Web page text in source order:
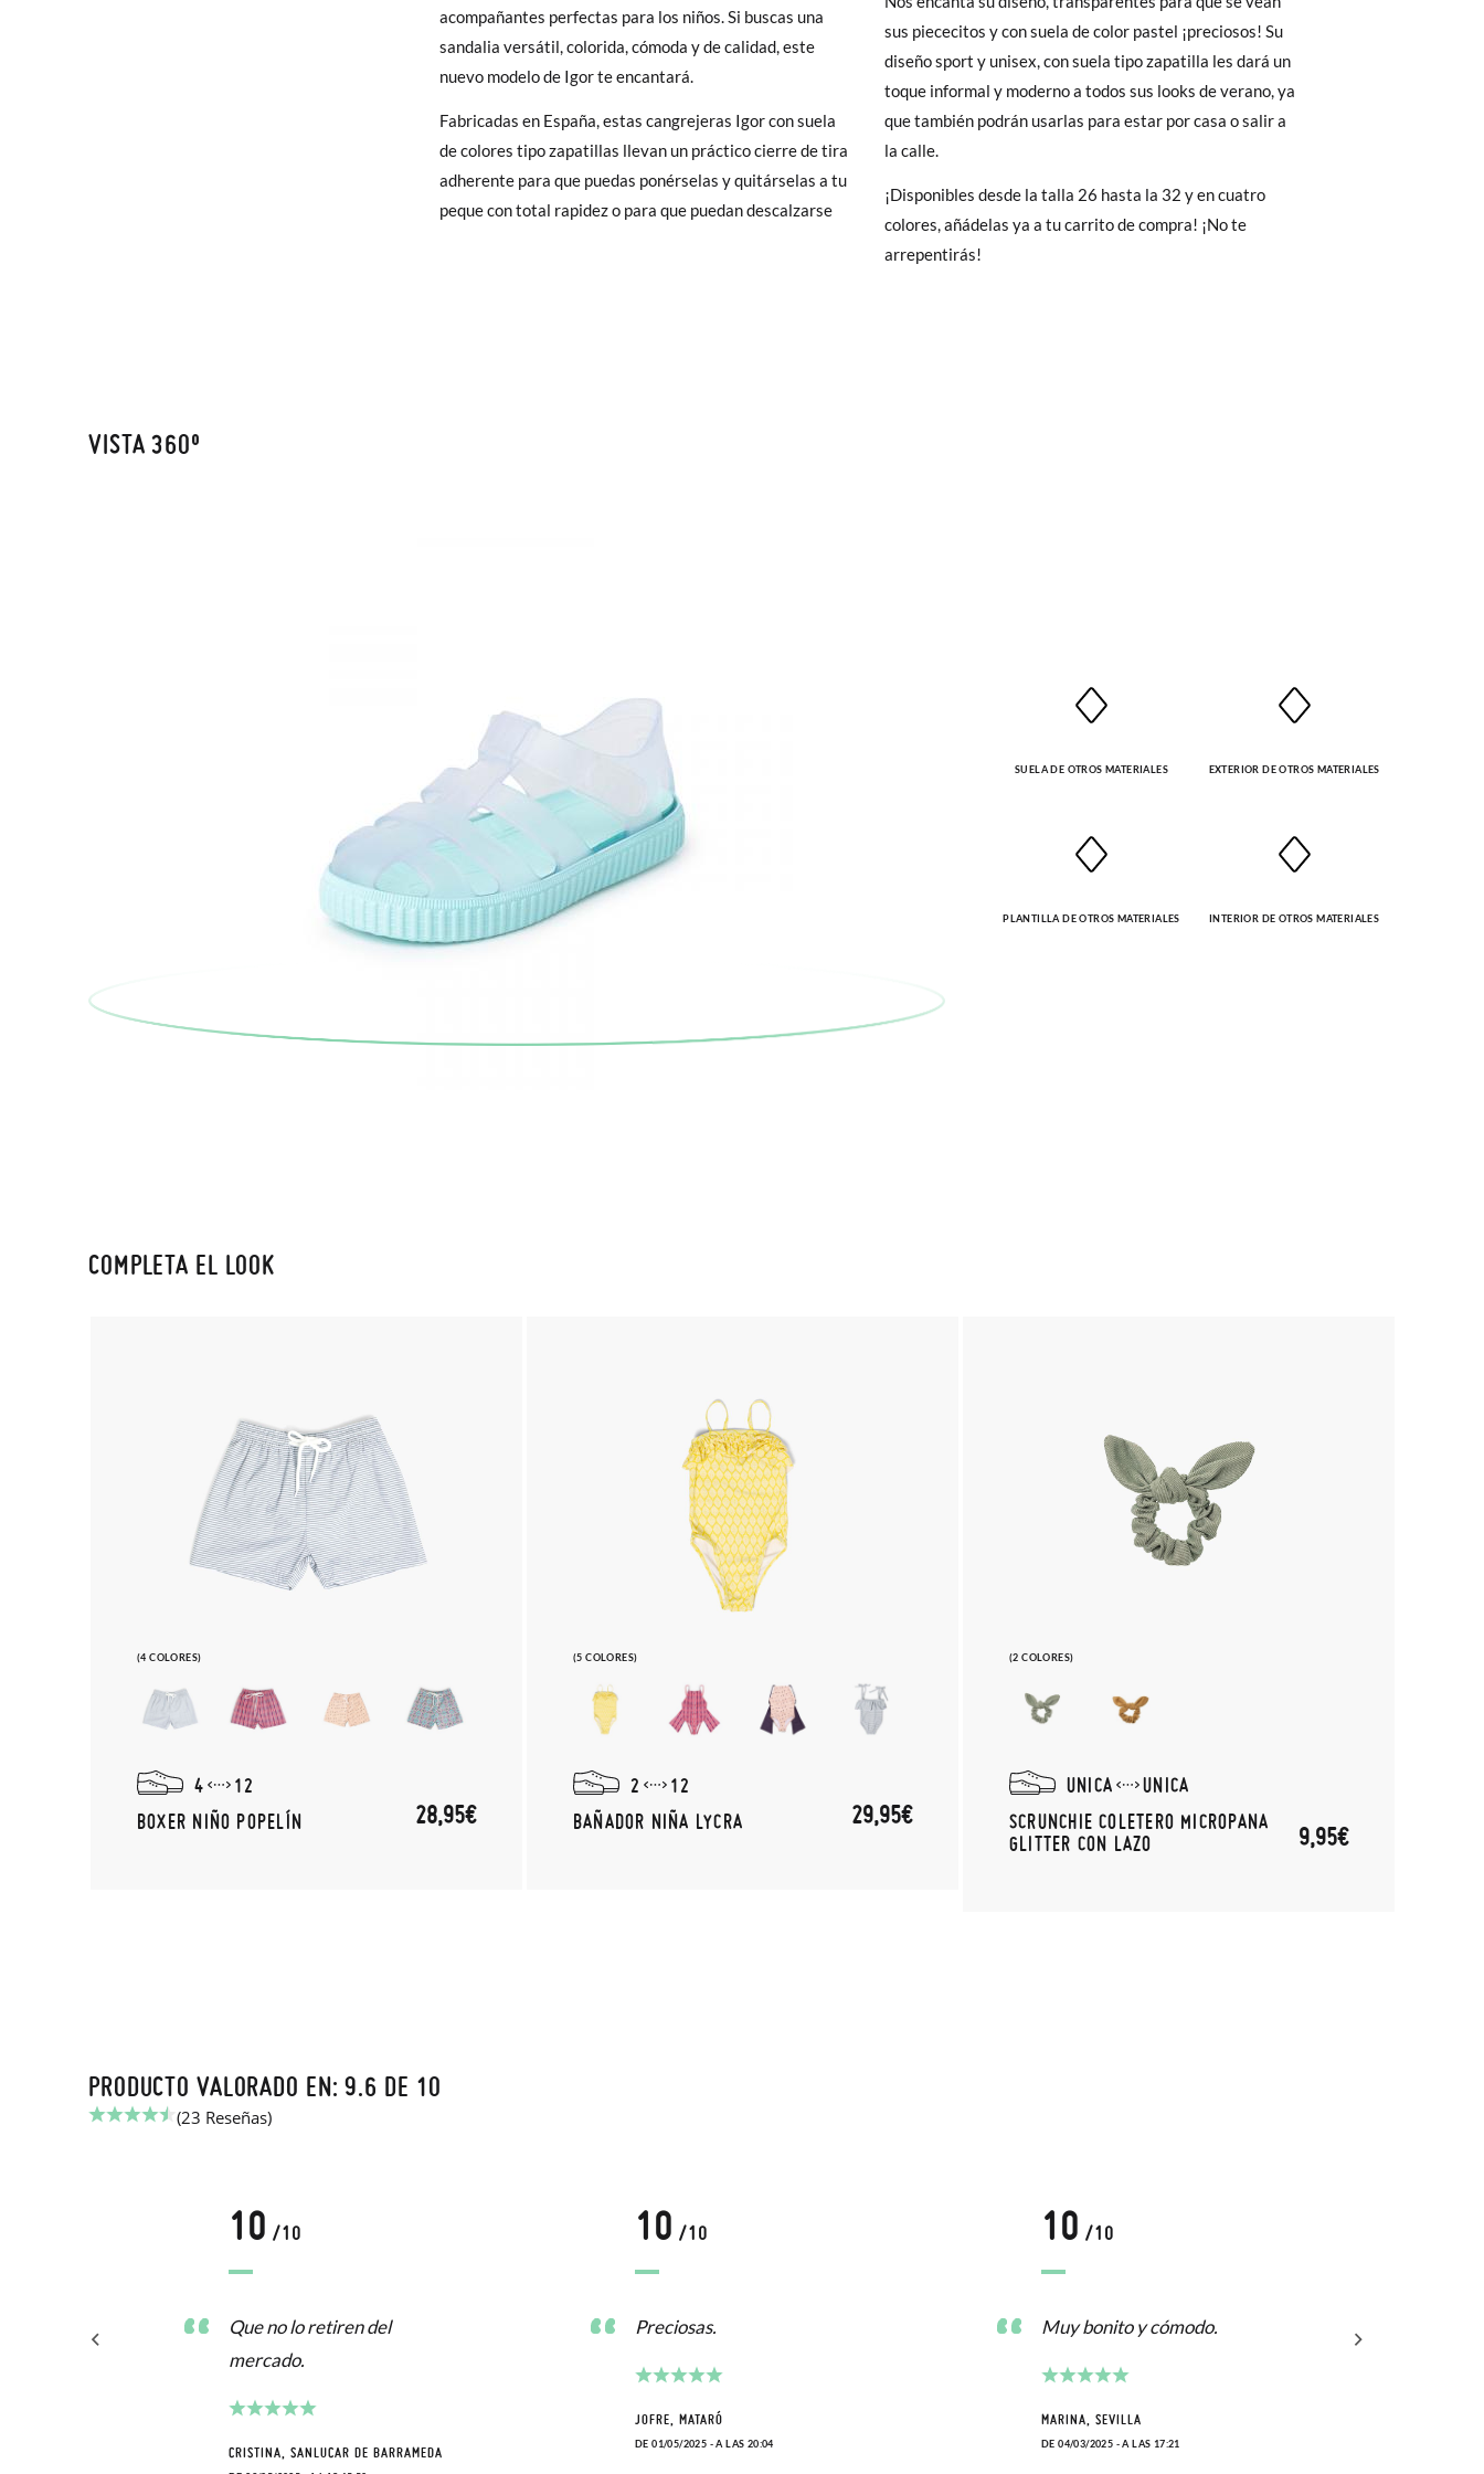
acompañantes perfectas para los niños. Si buscas una
sandalia versátil, colorida, cómoda y de calidad, este
nuevo modelo de Igor te encantará.
Fabricadas en España, estas cangrejeras Igor con suela
de colores tipo zapatillas llevan un práctico cierre de tira
adherente para que puedas ponérselas y quitárselas a tu
peque con total rapidez o para que puedan descalzarse
sus piececitos y con suela de color pastel ¡preciosos! Su
diseño sport y unisex, con suela tipo zapatilla les dará un
toque informal y moderno a todos sus looks de verano, ya
que también podrán usarlas para estar por casa o salir a
la calle.
¡Disponibles desde la talla 26 hasta la 32 y en cuatro
colores, añádelas ya a tu carrito de compra! ¡No te
arrepentirás!
Sólo en Pisamonas envíos y cambios gratis, sin importe mínimo, sin preguntas. El precio final será el de los zapatos que
elijas, y si cuando te lleguen no te valen, sólo tienes que entrar en la sección
Cambios & Devolucionesde nuestra web
para enviarnos la petición de cambio. Nuestro equipo Atención al Cliente se encargará de todo: te mandaremos otra
talla y te recogeremos la primera, sin gastos, en unos pocos días!
En caso de que no quieras Cambio sino Devolución, también serán gratuitas, ¡no tienes que preocuparte por nada!
Puedes solicitarlas desde el mismo enlace del párrafo anterior y nos encargamos de enviarte un mensajero para que te
26 27 28 29 30 31 32
CM 12,2 12,9 13,6 14,3 15,0 16,4 17,0
VISTA 360º
SUELA DE OTROS MATERIALES EXTERIOR DE OTROS MATERIALES
PLANTILLA DE OTROS MATERIALES INTERIOR DE OTROS MATERIALES
COMPLETA EL LOOK
(4 COLORES)
4
12
BOXER NIÑO POPELÍN
28,95€
(5 COLORES)
2
12
BAÑADOR NIÑA LYCRA
29,95€
(2 COLORES)
UNICA
UNICA
SCRUNCHIE COLETERO MICROPANA
GLITTER CON LAZO
9,95€
PRODUCTO VALORADO EN: 9.6 DE 10
(23 Reseñas)
10 /10
Que no lo retiren del
mercado.
CRISTINA, SANLUCAR DE BARRAMEDA
10 /10
Preciosas.
JOFRE, MATARÓ
DE 01/05/2025 - A LAS 20:04
10 /10
Muy bonito y cómodo.
MARINA, SEVILLA
DE 04/03/2025 - A LAS 17:21